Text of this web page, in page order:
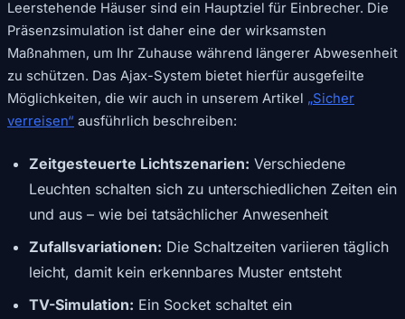
Leerstehende Häuser sind ein Hauptziel für Einbrecher. Die
Präsenzsimulation ist daher eine der wirksamsten
Maßnahmen, um Ihr Zuhause während längerer Abwesenheit
zu schützen. Das Ajax-System bietet hierfür ausgefeilte
Möglichkeiten, die wir auch in unserem Artikel „Sicher
verreisen“ ausführlich beschreiben:
Zeitgesteuerte Lichtszenarien: Verschiedene
Leuchten schalten sich zu unterschiedlichen Zeiten ein
und aus – wie bei tatsächlicher Anwesenheit
Zufallsvariationen: Die Schaltzeiten variieren täglich
leicht, damit kein erkennbares Muster entsteht
TV-Simulation: Ein Socket schaltet ein